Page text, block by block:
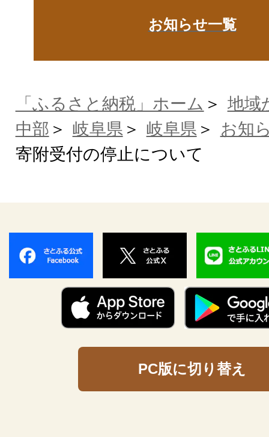
お知らせ一覧
「ふるさと納税」ホーム
地域
中部
岐阜県 岐阜県
お知
寄附受付の停止について
PC版に切り替え